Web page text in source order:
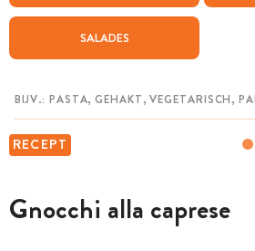
SALADES
RECEPT
Gnocchi alla caprese
WEEKMENU
CHAT MET MAIA
MIJN BEWAARDE RECEPTEN